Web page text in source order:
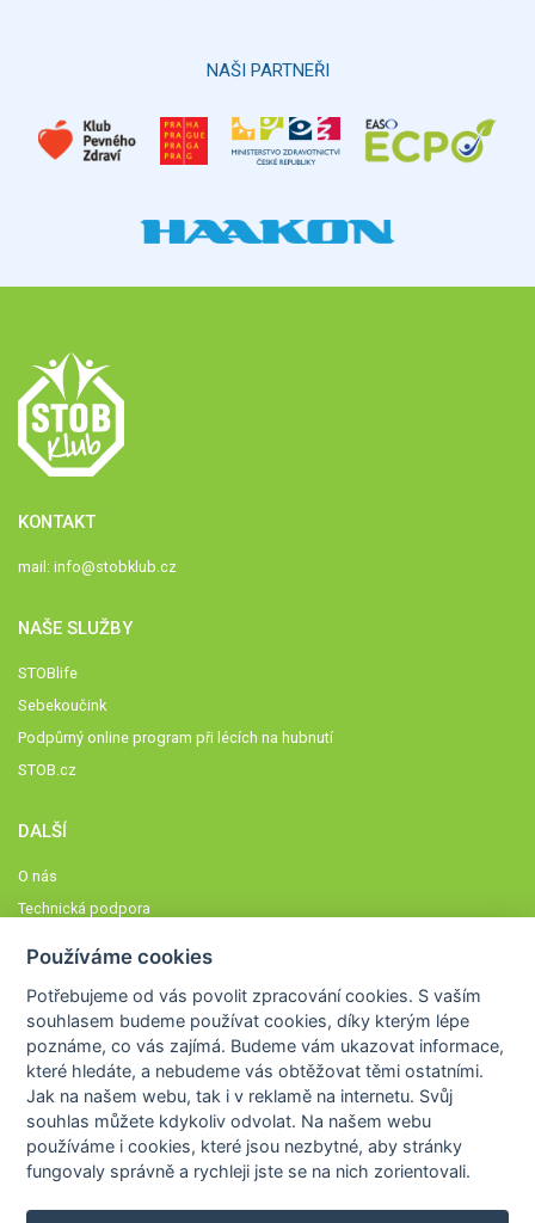
NAŠI PARTNEŘI
KONTAKT
mail: info@stobklub.cz
NAŠE SLUŽBY
STOBlife
Sebekoučink
Podpůrný online program při lécích na hubnutí
STOB.cz
DALŠÍ
O nás
Technická podpora
Členové STOBklubu
Zásady nakládání s osobními údaji
Otestujte se
Spočítejte si
Výzva 52
Používáme cookies
Potřebujeme od vás povolit zpracování cookies. S vaším
souhlasem budeme používat cookies, díky kterým lépe
poznáme,co vás zajímá. Budeme vám ukazovat informace,
které hledáte, a nebudeme vás obtěžovat těmi ostatními.
Jak na našem webu, tak i v reklamě na internetu. Svůj
souhlas můžete kdykoliv odvolat. Na našem webu
používáme i cookies, které jsou nezbytné, aby stránky
fungovaly správně a rychleji jste se na nich zorientovali.